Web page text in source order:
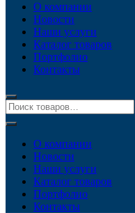
О компании
Новости
Наши услуги
Каталог товаров
Портфолио
Контакты
О компании
Новости
Наши услуги
Каталог товаров
Портфолио
Контакты